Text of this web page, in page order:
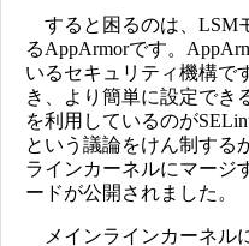
すると困るのは、LSM
るAppArmorです。
いるセキュリティ機構で
き、より簡単に設定でき
を利用しているのが
という議論をけん制する
ラインカーネルにマージ
ードが公開されました。
メインラインカーネル